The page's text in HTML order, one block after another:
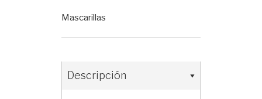
Mascarillas
Descripción